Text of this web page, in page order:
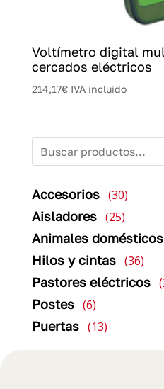
Voltímetro digital
cercados eléctricos
214,17€ IVA incluido
Accesorios 3030
Aisladores 2525
Animales domésticos
Hilos y cintas 3636
Pastores eléctricos
Postes 66
Puertas 1313